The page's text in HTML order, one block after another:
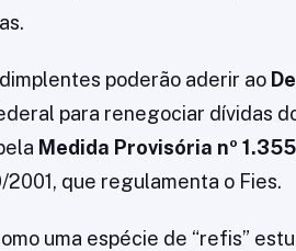
poderão aderir ao
para renegociar dívidas
Medida Provisória nº
2001, que regulamenta o Fies.
uma espécie de “refis”